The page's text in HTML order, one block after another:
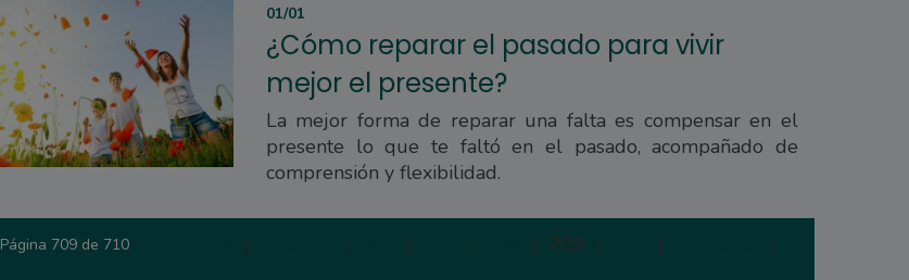
01/01
¿Cómo reparar el pasado para vivir
mejor el presente?
La mejor forma de reparar una falta es compensar en el
presente lo que te faltó en el pasado, acompañado de
comprensión y flexibilidad.
Página 709 de 710 | | | | | 709 | | |